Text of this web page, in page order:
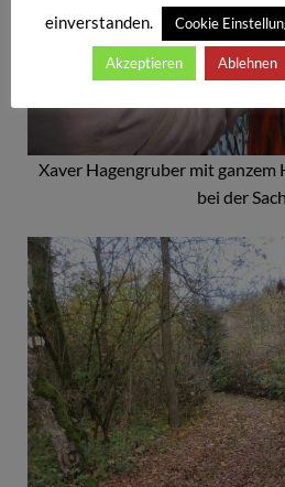
Xaver Hagengruber mit
bei der
einverstanden.
Cookie
Akzeptieren Ablehnen